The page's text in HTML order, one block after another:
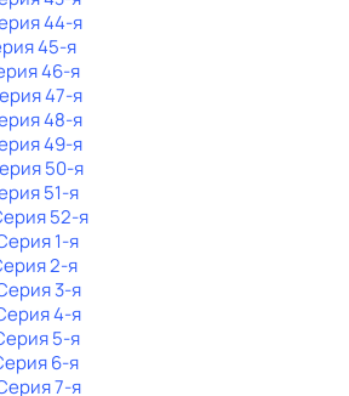
44-я
45-я
46-я
47-я
48-я
49-я
50-я
51-я
52-я
1-я
2-я
3-я
4-я
5-я
6-я
7-я